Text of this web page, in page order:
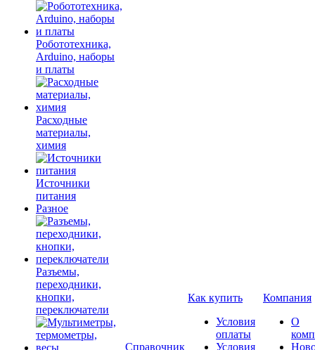
Робототехника,
Arduino, наборы
и платы
Расходные
материалы,
химия
Источники
питания
Разное
Разъемы,
переходники,
кнопки,
переключатели
Справочник
Как купить
Условия
оплаты
Условия
Компания
О